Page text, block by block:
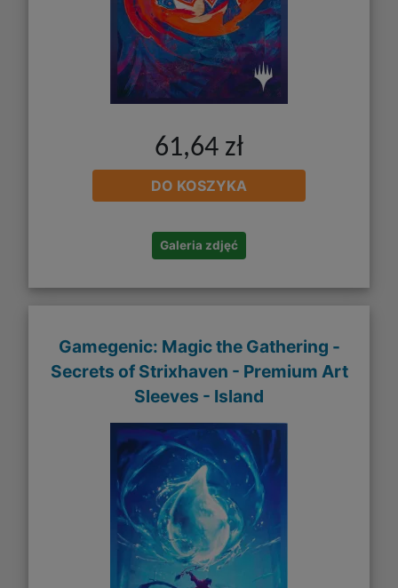
61,64 zł
DO KOSZYKA
Galeria zdjęć
Gamegenic: Magic the Gathering -
Secrets of Strixhaven - Premium Art
Sleeves - Island